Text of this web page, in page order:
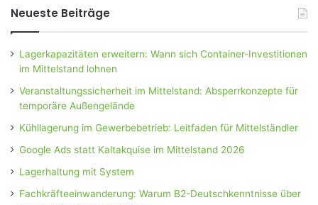
Neueste Beiträge
Lagerkapazitäten erweitern: Wann sich Container-Investitionen
im Mittelstand lohnen
Veranstaltungssicherheit im Mittelstand: Absperrkonzepte für
temporäre Außengelände
Kühllagerung im Gewerbebetrieb: Leitfaden für Mittelständler
Google Ads statt Kaltakquise im Mittelstand 2026
Lagerhaltung mit System
Fachkräfteeinwanderung: Warum B2-Deutschkenntnisse über